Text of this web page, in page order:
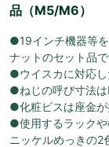
品（M5/M6）
●19インチ機器等
ナットのセット品で
●ウイスカに対応し
●ねじの呼び寸法は
●化粧ビスは座金が
●使用するラック
ニッケルめっきの2